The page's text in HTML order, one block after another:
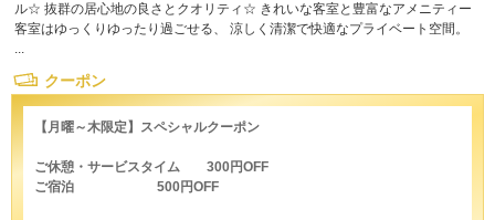
ル☆ 抜群の居心地の良さとクオリティ☆ きれいな客室と豊富なアメニティー
客室はゆっくりゆったり過ごせる、 涼しく清潔で快適なプライベート空間。
...
クーポン
【月曜～木限定】スペシャルクーポン
ご休憩・サービスタイム 300円OFF
ご宿泊 500円OFF